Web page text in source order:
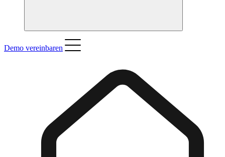
Demo vereinbaren